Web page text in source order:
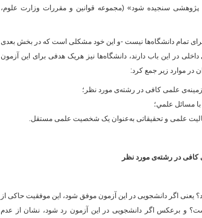
پژوهشی سنجیده شود» (مجموعه قوانین و مقررات وزارت علوم،
برای تمام دانشگاه‌ها نیست -و این خود مشکلی است که در بخش بعدی
در این باب دارند، دانشگاه‌ها نیز هریک هدفی برای این آزمون
در موارد زیر جمع کرد:
زمینه‌ی علمی کافی در رشته‌ی مورد نظر؛
مسائل علمي؛
علمی و تحقیقاتی به‌عنوان یک شخصیت علمی مستقل.
کافی در رشته‌ی مورد نظر
یعنی اگر دانشجویی در این آزمون موفق شود، این موفقیت حاکی از
و برعکس اگر دانشجویی در این آزمون رد شود، نشان از عدم